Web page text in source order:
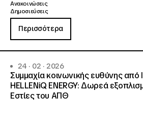
Ανακοινώσεις
Δημοσιεύσεις
Περισσότερα
24 · 02 · 2026
Συμμαχία κοινωνικής ευθύνης από
HELLENiQ ENERGY: Δωρεά
Εστίες του ΑΠΘ